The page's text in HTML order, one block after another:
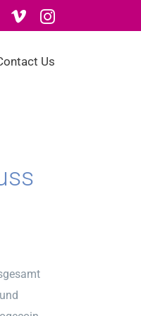
VimeoInstagram
Us